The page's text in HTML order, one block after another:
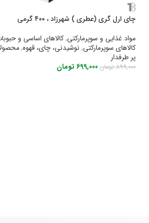
چای ارل گری (عطری ) شهرزاد ، ۴۰۰ گرمی
مواد غذایی و سوپرمارکتی,کالاهای اساسی و
کالاهای سوپرمارکتی, نوشیدنی، چای، قهوه,
پر طرفدار
899,000 تومان 699,000 تومان